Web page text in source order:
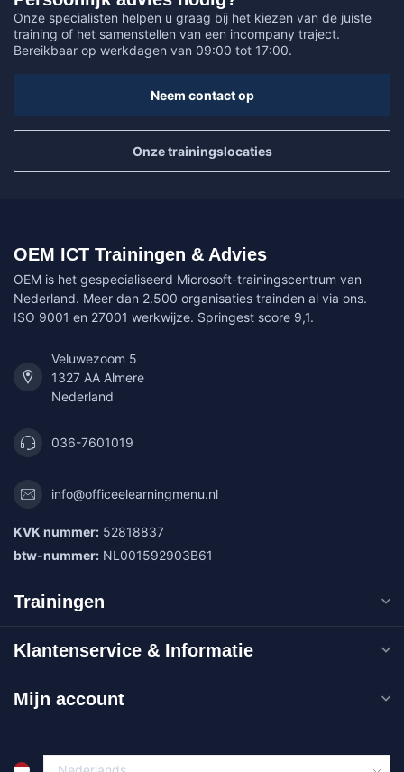
Onze specialisten helpen u graag bij het kiezen van de juiste
training of het samenstellen van een incompany traject.
Bereikbaar op werkdagen van 09:00 tot 17:00.
Neem contact op
Onze trainingslocaties
OEM ICT Trainingen & Advies
OEM is het gespecialiseerd Microsoft-trainingscentrum van
Nederland. Meer dan 2.500 organisaties trainden al via ons.
ISO 9001 en 27001 werkwijze. Springest score 9,1.
Veluwezoom 5
1327 AA Almere
Nederland
036-7601019
info@officeelearningmenu.nl
KVK nummer: 52818837
btw-nummer: NL001592903B61
Trainingen
Klantenservice & Informatie
Mijn account